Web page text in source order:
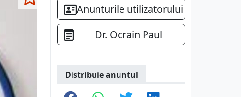
Anunturile utilizatorului
Dr. Ocrain Paul
Distribuie anuntul